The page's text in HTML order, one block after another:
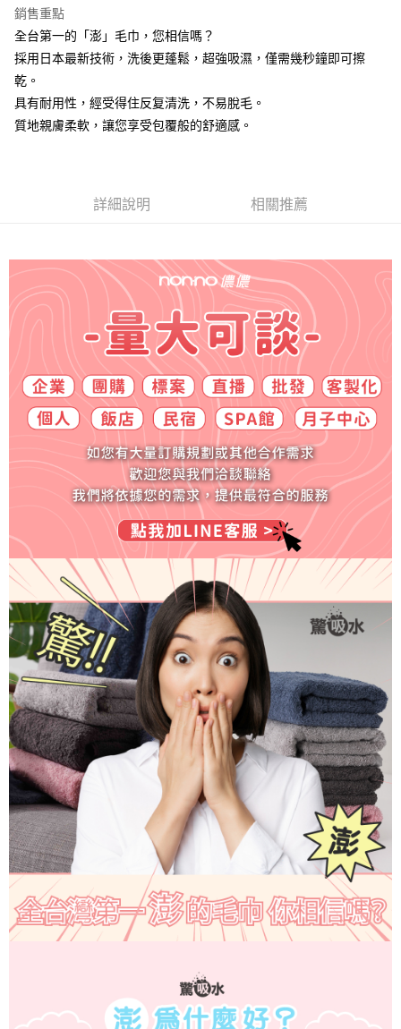
全家取貨付款
每筆NT$90，滿NT$999(含以上)免運費
7-11取貨付款
每筆NT$90，滿NT$999(含以上)免運費
銷售重點
全台第一的「澎」毛巾，您相信嗎？
採用日本最新技術，洗後更蓬鬆，超強吸濕，僅需幾秒鐘即可擦
乾。
具有耐用性，經受得住反复清洗，不易脫毛。
質地親膚柔軟，讓您享受包覆般的舒適感。
詳細說明 相關推薦